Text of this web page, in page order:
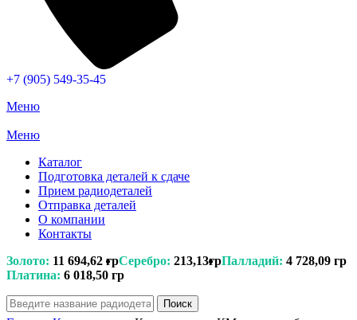
+7 (905) 549-35-45
Меню
Меню
Каталог
Подготовка деталей к сдаче
Прием радиодеталей
Отправка деталей
О компании
Контакты
Золото: 11 694,62 грСеребро: 213,13грПалладий: 4 728,09 гр
Платина: 6 018,50 гр
Поиск